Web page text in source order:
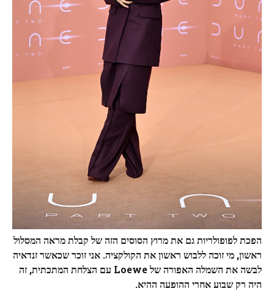
הפכת לפופולריות גם את מרוץ הסוסים הזה של קבלת מראה המסלול
ראשון, מי זוכה ללבוש ראשון את הקולקציה. אני זוכר שכאשר זנדאיה
לבשה את השמלה האפורה של Loewe עם הצלחת המתכתית, זה
היה רק ​​שבוע אחרי ההופעה ההיא.